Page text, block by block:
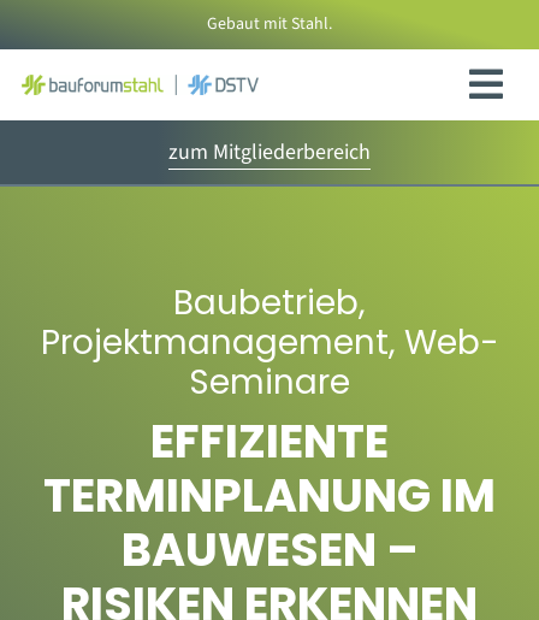
Inhalt
springen
Gebaut mit Stahl.
zum Mitgliederbereich
Baubetrieb,
Projektmanagement, Web-
Seminare
EFFIZIENTE
TERMINPLANUNG IM
BAUWESEN –
RISIKEN ERKENNEN